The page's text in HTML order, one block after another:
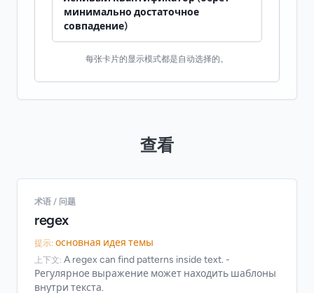
минимально достаточное
совпадение)
每张卡片的显示模式都是自动选择的。
查看
术语 / 问题
regex
提示: основная идея темы
上下文: A regex can find patterns inside text. -
Регулярное выражение может находить шаблоны
внутри текста.